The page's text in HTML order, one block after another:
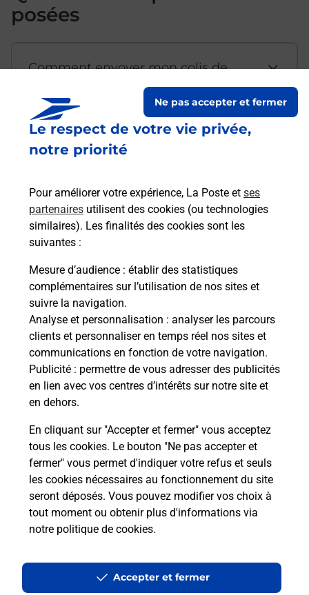
Le respect de votre vie privée,
notre priorité
Pour améliorer votre expérience, La Poste et ses
partenaires utilisent des cookies (ou technologies
similaires). Les finalités des cookies sont les
suivantes :
Mesure d’audience : établir des statistiques
complémentaires sur l’utilisation de nos sites et
suivre la navigation.
Analyse et personnalisation : analyser les parcours
clients et personnaliser en temps réel nos sites et
communications en fonction de votre navigation.
Publicité : permettre de vous adresser des publicités
en lien avec vos centres d’intérêts sur notre site et
en dehors.
En cliquant sur "Accepter et fermer" vous acceptez
tous les cookies. Le bouton "Ne pas accepter et
fermer" vous permet d'indiquer votre refus et seuls
les cookies nécessaires au fonctionnement du site
seront déposés. Vous pouvez modifier vos choix à
tout moment ou obtenir plus d'informations via
notre politique de cookies.
Ne pas accepter et fermer
Accepter et fermer
posées
Comment envoyer mon colis de
Est-il possible d’acheter un
emballage directement depuis un
Comment demander une
modification de livraison ?
Comment La Poste participe-t-elle
à votre sécurité au quotidien ?
Puis-je passer mon code de la route
avec La Poste et sous quelles
conditions ?
Localiser Liste Ille-et-Vilaine ST LUNAIRE
Accessibilité : partiellement conforme